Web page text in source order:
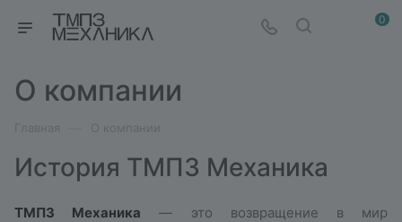
0
О компании
История ТМПЗ Механика
ТМПЗ Механика — это возвращение в мир